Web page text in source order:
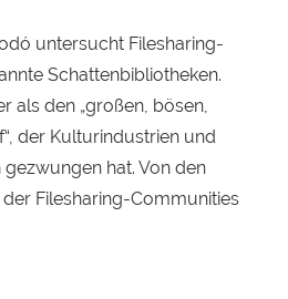
untersucht Filesharing-
Schattenbibliotheken.
als den „großen, bösen,
der Kulturindustrien und
hat. Von den
Filesharing-Communities